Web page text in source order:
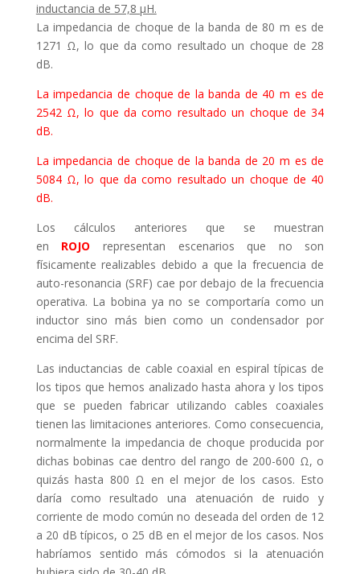
inductancia de 57,8 μH.
La impedancia de choque de la banda de 80 m es de
1271 Ω, lo que da como resultado un choque de 28
dB.
La impedancia de choque de la banda de 40 m es de
2542 Ω, lo que da como resultado un choque de 34
dB.
La impedancia de choque de la banda de 20 m es de
5084 Ω, lo que da como resultado un choque de 40
dB.
Los cálculos anteriores que se muestran
en ROJO representan escenarios que no son
físicamente realizables debido a que la frecuencia de
auto-resonancia (SRF) cae por debajo de la frecuencia
operativa. La bobina ya no se comportaría como un
inductor sino más bien como un condensador por
encima del SRF.
Las inductancias de cable coaxial en espiral típicas de
los tipos que hemos analizado hasta ahora y los tipos
que se pueden fabricar utilizando cables coaxiales
tienen las limitaciones anteriores. Como consecuencia,
normalmente la impedancia de choque producida por
dichas bobinas cae dentro del rango de 200-600 Ω, o
quizás hasta 800 Ω en el mejor de los casos. Esto
daría como resultado una atenuación de ruido y
corriente de modo común no deseada del orden de 12
a 20 dB típicos, o 25 dB en el mejor de los casos. Nos
habríamos sentido más cómodos si la atenuación